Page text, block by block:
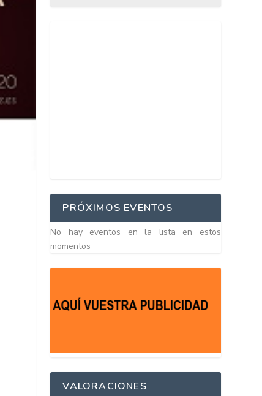
PRÓXIMOS EVENTOS
No hay eventos en la lista en estos
momentos
VALORACIONES